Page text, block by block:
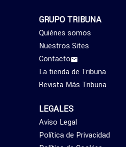
GRUPO TRIBUNA
Quiénes somos
Nuestros Sites
Contacto
La tienda de Tribuna
Revista Más Tribuna
LEGALES
Aviso Legal
Política de Privacidad